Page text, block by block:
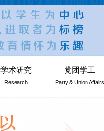
学术研究
Research
党团学工
Party & Union Affairs